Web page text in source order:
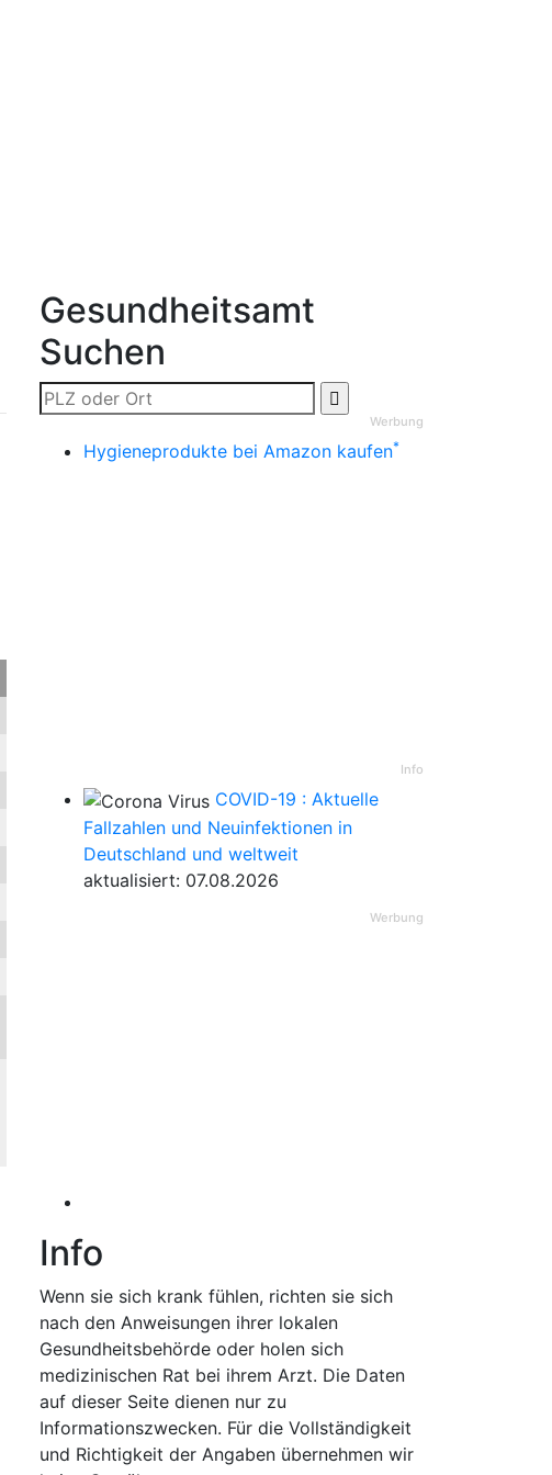
Gesundheitsamt
Suchen
Werbung
Hygieneprodukte bei Amazon kaufen*
Info
COVID-19 : Aktuelle
Fallzahlen und Neuinfektionen in
Deutschland und weltweit
aktualisiert: 07.08.2026
Werbung
Info
Wenn sie sich krank fühlen, richten sie sich
nach den Anweisungen ihrer lokalen
Gesundheitsbehörde oder holen sich
medizinischen Rat bei ihrem Arzt. Die Daten
auf dieser Seite dienen nur zu
Informationszwecken. Für die Vollständigkeit
und Richtigkeit der Angaben übernehmen wir